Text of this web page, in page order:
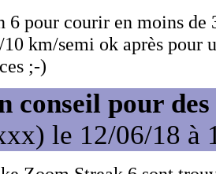
6 pour courir en moins de
km/semi ok après pour
;-)
conseil pour des
le 12/06/18 à